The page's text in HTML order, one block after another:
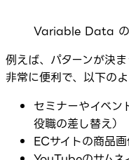
Variable Data
例えば、パターンが決
非常に便利で、以下の
セミナーやイベン
役職の差し替え）
ECサイトの商品